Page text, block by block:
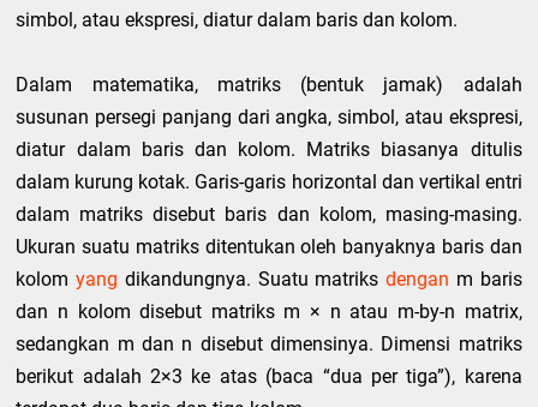
simbol, atau ekspresi, diatur dalam baris dan kolom.
Dalam matematika, matriks (bentuk jamak) adalah
susunan persegi panjang dari angka, simbol, atau ekspresi,
diatur dalam baris dan kolom. Matriks biasanya ditulis
dalam kurung kotak. Garis-garis horizontal dan vertikal entri
dalam matriks disebut baris dan kolom, masing-masing.
Ukuran suatu matriks ditentukan oleh banyaknya baris dan
kolomyang dikandungnya. Suatu matriksdengan m baris
dan n kolom disebut matriks m × n atau m-by-n matrix,
sedangkan m dan n disebut dimensinya. Dimensi matriks
berikut adalah 2×3 ke atas (baca “dua per tiga”), karena